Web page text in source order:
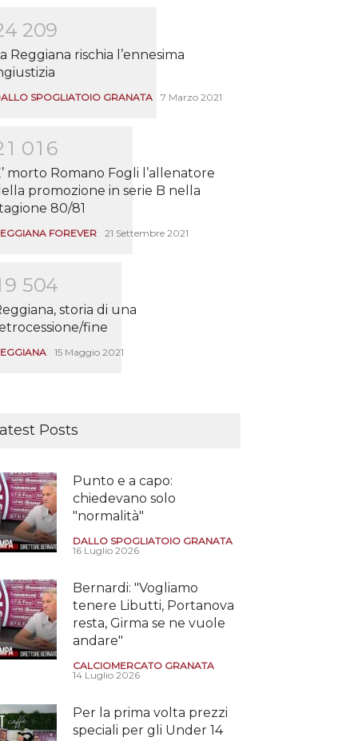
4 209
Reggiana rischia l’ennesima
SPOGLIATOIO GRANATA 7 Marzo 2021
1 01 6
morto Romano Fogli l’allenatore
promozione in serie B nella
80/81
FOREVER 21 Settembre 2021
9 504
storia di una
fine
15 Maggio 2021
Posts
Punto e a capo:
chiedevano solo
"normalità"
DALLO SPOGLIATOIO GRANATA
16 Luglio 2026
Bernardi: "Vogliamo
tenere Libutti, Portanova
resta, Girma se ne vuole
andare"
CALCIOMERCATO GRANATA
14 Luglio 2026
Per la prima volta prezzi
speciali per gli Under 14